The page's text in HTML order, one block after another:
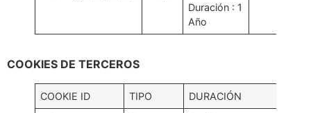
Duración : 1
Año
COOKIES DE TERCEROS
COOKIE ID TIPO DURACIÓN